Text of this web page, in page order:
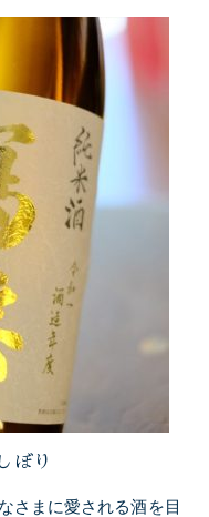
ぼり
さまに愛される酒を目